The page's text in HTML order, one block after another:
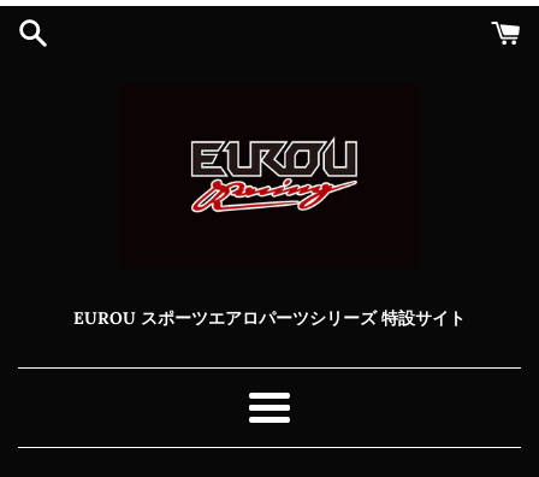
コ
EUROU スポーツエアロパーツシリーズ 特設サイト
メ
ニ